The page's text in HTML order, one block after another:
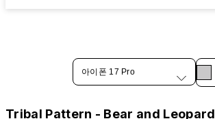
아이폰 17 Pro
Tribal Pattern - Bear and Leopard